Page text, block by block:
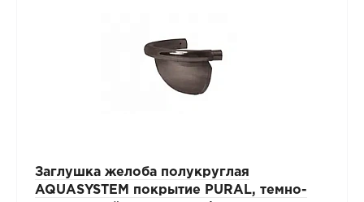
Заглушка желоба полукруглая
AQUASYSTEM покрытие PURAL, темно-